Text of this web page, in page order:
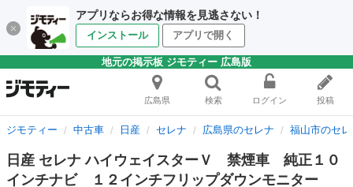
アプリならお得な情報を見逃さない！
インストール アプリで開く
地元の掲示板 ジモティー 広島版
広島県 検索 ログイン 投稿
ジモティー 中古車 日産 セレナ 広島県のセレナ 福山市のセ
日産 セレナ ハイウェイスターＶ 禁煙車 純正１０
インチナビ １２インチフリップダウンモニター